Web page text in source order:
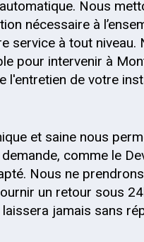
Nous
nécessaire à
service à tout niveau.
pour intervenir à
l'entretien de votre
et saine nous
comme le
Nous ne
un retour sous
jamais sans